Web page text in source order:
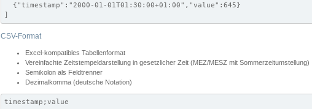
  {"timestamp":"2000-01-01T01:30:00+01:00","value":645}
]
CSV-Format
Excel-kompatibles Tabellenformat
Vereinfachte Zeitstempeldarstellung in gesetzlicher Zeit (MEZ/MESZ mit Sommerzeitumstellung)
Semikolon als Feldtrenner
Dezimalkomma (deutsche Notation)
timestamp;value